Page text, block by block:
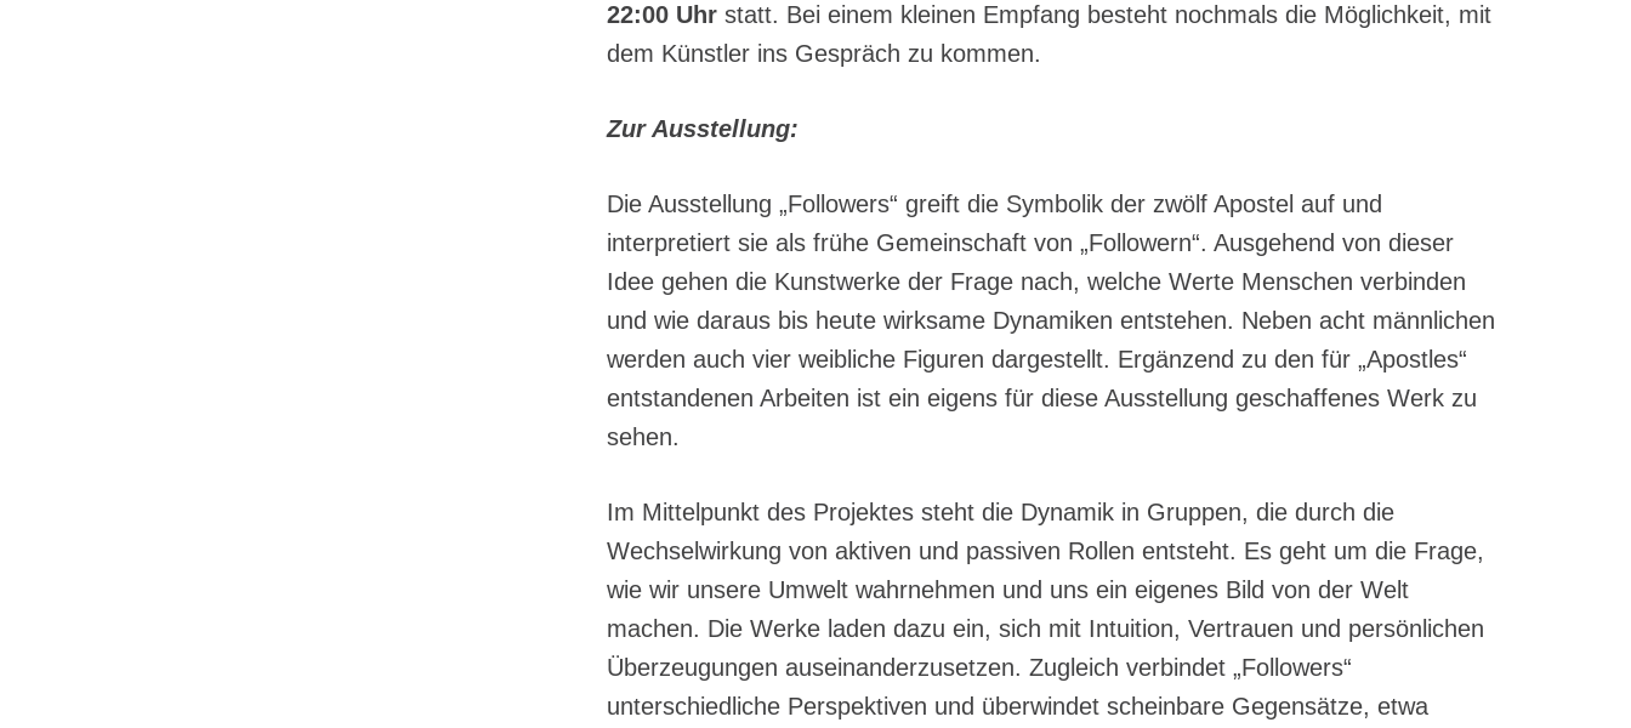
22:00 Uhr statt. Bei einem kleinen Empfang besteht nochmals die Möglichkeit, mit
dem Künstler ins Gespräch zu kommen.
Zur Ausstellung:
Die Ausstellung „Followers“ greift die Symbolik der zwölf Apostel auf und
interpretiert sie als frühe Gemeinschaft von „Followern“. Ausgehend von dieser
Idee gehen die Kunstwerke der Frage nach, welche Werte Menschen verbinden
und wie daraus bis heute wirksame Dynamiken entstehen. Neben acht männlichen
werden auch vier weibliche Figuren dargestellt. Ergänzend zu den für „Apostles“
entstandenen Arbeiten ist ein eigens für diese Ausstellung geschaffenes Werk zu
sehen.
Im Mittelpunkt des Projektes steht die Dynamik in Gruppen, die durch die
Wechselwirkung von aktiven und passiven Rollen entsteht. Es geht um die Frage,
wie wir unsere Umwelt wahrnehmen und uns ein eigenes Bild von der Welt
machen. Die Werke laden dazu ein, sich mit Intuition, Vertrauen und persönlichen
Überzeugungen auseinanderzusetzen. Zugleich verbindet „Followers“
unterschiedliche Perspektiven und überwindet scheinbare Gegensätze, etwa